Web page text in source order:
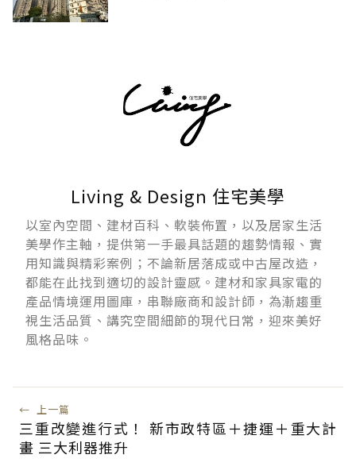
Living & Design 住宅美學
以室內空間、建材百科、軟裝佈置，以及居家生活
美學作主軸，提供第一手最具話題的趨勢情報、實
用知識與精彩案例；不論新居落成或中古屋改造，
都能在此找到適切的設計靈感。建材和家具家電的
產品情境運用圖庫，串聯廠商和設計師，為漸趨重
視生活品質、講究空間細節的現代日常，迎來美好
風格品味。
← 上一篇
三重改變進行式！ 新市政特區＋捷運＋重大計
畫 三大利器推升